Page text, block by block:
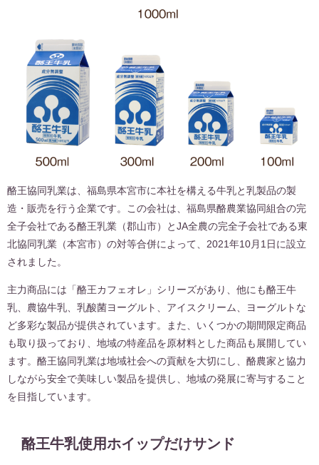
酪王協同乳業は、福島県本宮市に本社を構える牛乳と乳製品の製
造・販売を行う企業です。この会社は、福島県酪農業協同組合の完
全子会社である酪王乳業（郡山市）とJA全農の完全子会社である東
北協同乳業（本宮市）の対等合併によって、2021年10月1日に設立
されました。
主力商品には「酪王カフェオレ」シリーズがあり、他にも酪王牛
乳、農協牛乳、乳酸菌ヨーグルト、アイスクリーム、ヨーグルトな
ど多彩な製品が提供されています。また、いくつかの期間限定商品
も取り扱っており、地域の特産品を原材料とした商品も展開してい
ます。酪王協同乳業は地域社会への貢献を大切にし、酪農家と協力
しながら安全で美味しい製品を提供し、地域の発展に寄与すること
を目指しています。
酪王牛乳使用ホイップだけサンド